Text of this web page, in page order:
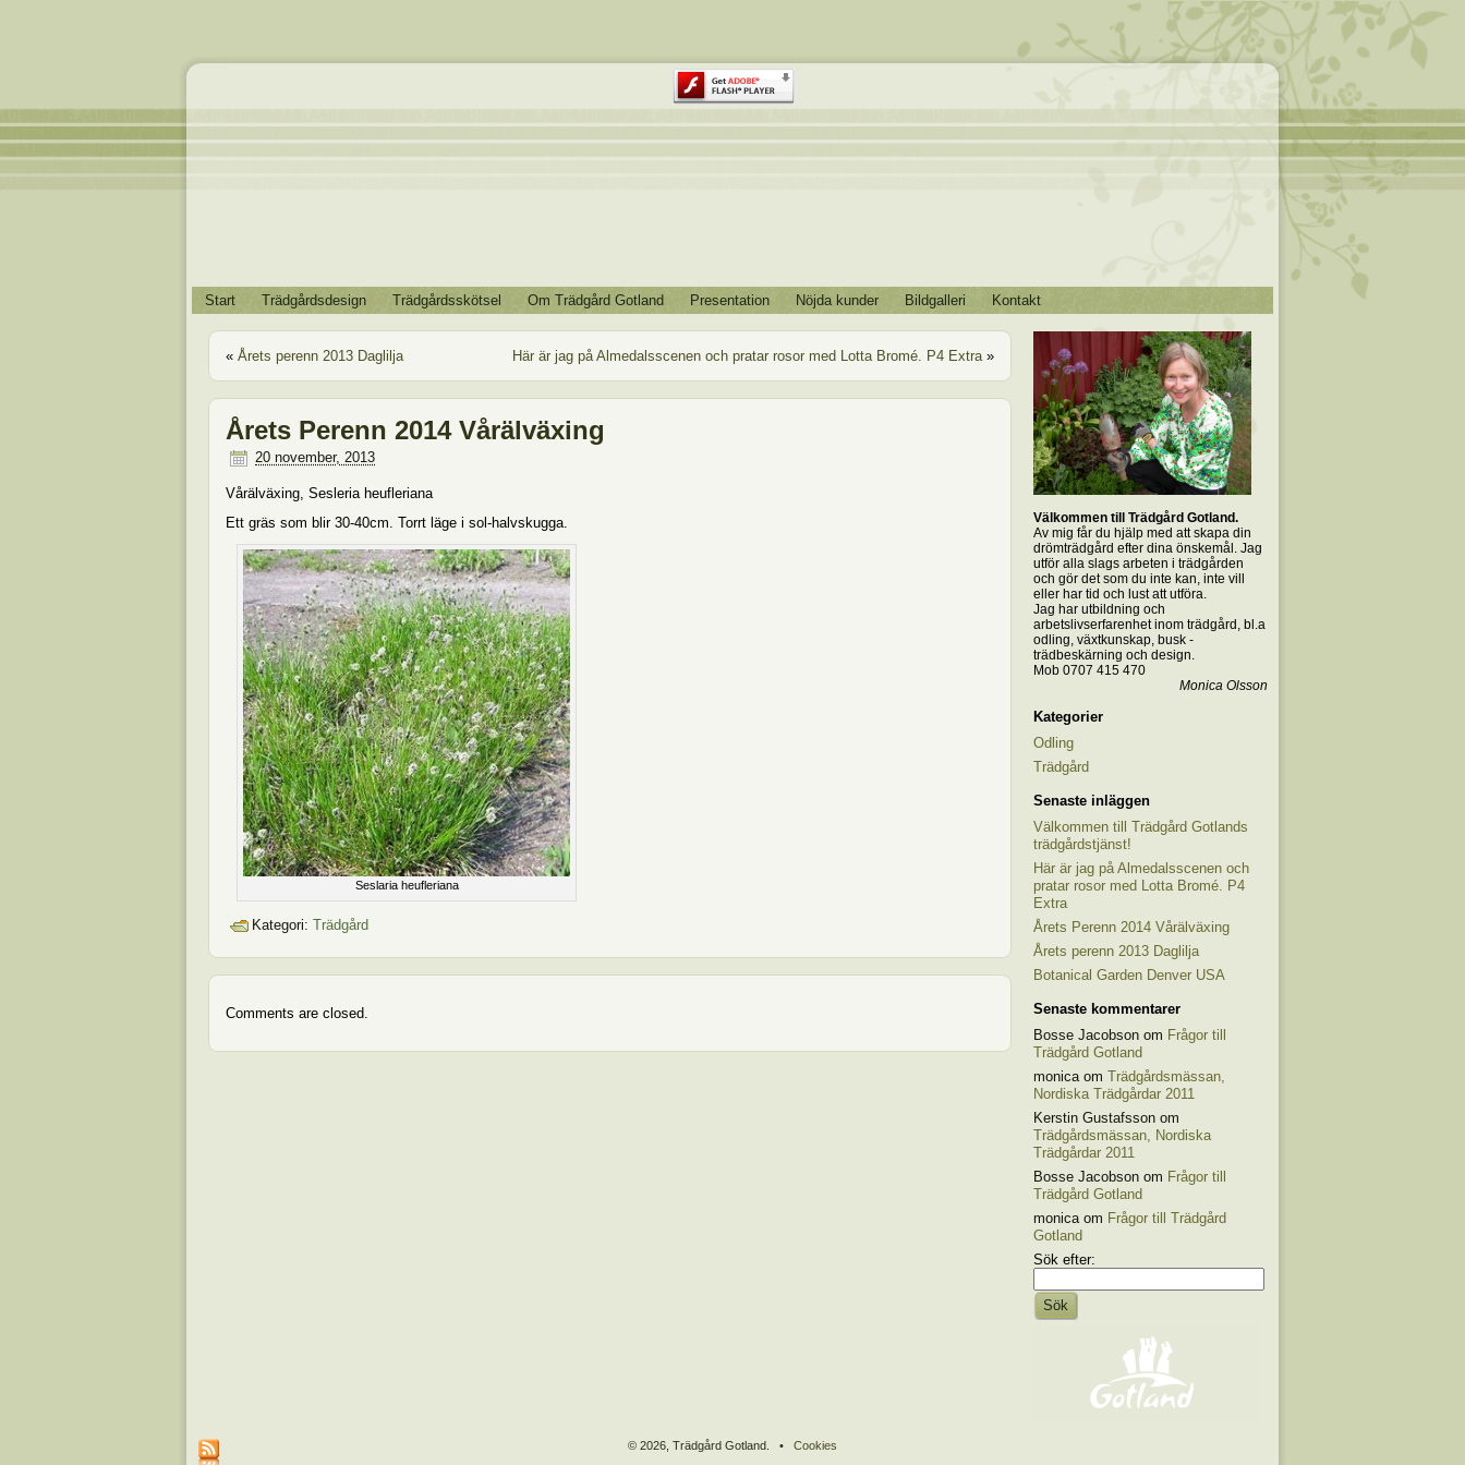
Start Trädgårdsdesign Trädgårdsskötsel Om Trädgård Gotland Presentation Nöjda kunder Bildgalleri Kontakt
« Årets perenn 2013 Daglilja Här är jag på Almedalsscenen och pratar rosor med Lotta Bromé. P4 Extra»
Årets Perenn 2014 Vårälväxing
20 november, 2013
Vårälväxing, Sesleria heufleriana
Ett gräs som blir 30-40cm. Torrt läge i sol-halvskugga.
Seslaria heufleriana
Kategori: Trädgård
Comments are closed.
Välkommen till Trädgård Gotland.
Av mig får du hjälp med att skapa din
drömträdgård efter dina önskemål. Jag
utför alla slags arbeten i trädgården
och gör det som du inte kan, inte vill
eller har tid och lust att utföra.
Jag har utbildning och
arbetslivserfarenhet inom trädgård, bl.a
odling, växtkunskap, busk -
trädbeskärning och design.
Mob 0707 415 470
Monica Olsson
Kategorier
Odling
Trädgård
Senaste inläggen
Välkommen till Trädgård Gotlands
trädgårdstjänst!
Här är jag på Almedalsscenen och
pratar rosor med Lotta Bromé. P4
Extra
Årets Perenn 2014 Vårälväxing
Årets perenn 2013 Daglilja
Botanical Garden Denver USA
Senaste kommentarer
Bosse Jacobson om Frågor till
Trädgård Gotland
monica om Trädgårdsmässan,
Nordiska Trädgårdar 2011
Kerstin Gustafsson om
Trädgårdsmässan, Nordiska
Trädgårdar 2011
Bosse Jacobson om Frågor till
Trädgård Gotland
monica om Frågor till Trädgård
Gotland
Sök efter:
© 2026, Trädgård Gotland. • Cookies